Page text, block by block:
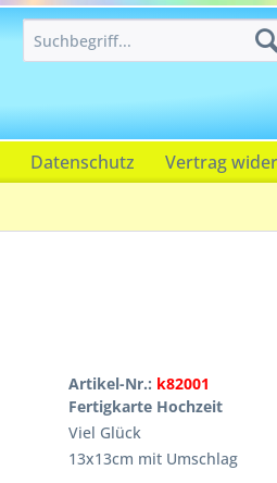
Datenschutz Vertrag
Artikel-Nr.: k82001
Fertigkarte Hochzeit
Viel Glück
13x13cm mit Umschlag